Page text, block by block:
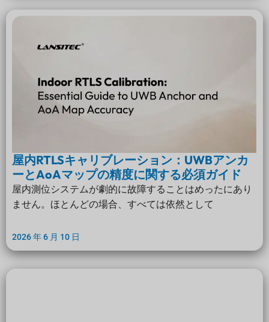
屋内RTLSキャリブレーション：UWBアンカ
ーとAoAマップの精度に関する必須ガイド
屋内測位システムが劇的に故障することはめったにあり
ません。ほとんどの場合、すべては依然として
2026 年 6 月 10 日